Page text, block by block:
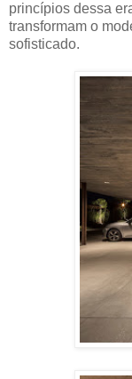
princípios dessa
transformam o
sofisticado.